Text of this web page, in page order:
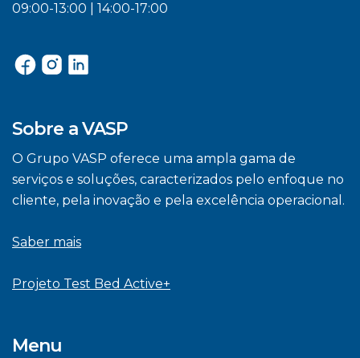
09:00-13:00 | 14:00-17:00
Sobre a VASP
O Grupo VASP oferece uma ampla gama de
serviços e soluções, caracterizados pelo enfoque no
cliente, pela inovação e pela excelência operacional.
Saber mais
Projeto Test Bed Active+
Menu